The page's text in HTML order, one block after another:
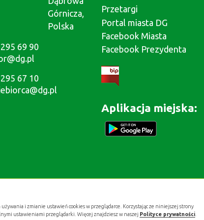
i zmianie ustawień cookies w przeglądarce. Korzystając ze niniejszej strony
ustawieniami przeglądarki. Więcej znajdziesz w naszej Polityce prywatności
Górnicza,
Polska
69 90
67 10
Przetargi
Portal miasta DG
Facebook Miasta
Facebook Prezydenta
Aplikacja miejska: